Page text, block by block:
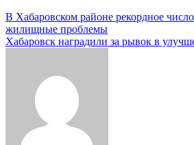
Навигация
по
В Хабаровском районе рекордное
жилищные проблемы
Хабаровск наградили за рывок в